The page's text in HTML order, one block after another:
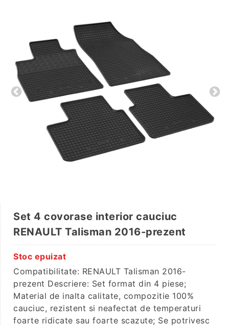
Set 4 covorase interior cauciuc
RENAULT Talisman 2016-prezent
Stoc epuizat
Compatibilitate: RENAULT Talisman 2016-
prezent Descriere: Set format din 4 piese;
Material de inalta calitate, compozitie 100%
cauciuc, rezistent si neafectat de temperaturi
foarte ridicate sau foarte scazute; Se potrivesc